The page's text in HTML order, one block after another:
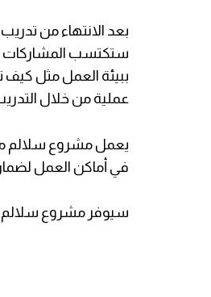
بعد الانتهاء من تدريب
ستكتسب المشاركات
ببيئة العمل مثل
عملية من خلال
يعمل مشروع سلالم
في أماكن العمل
سيوفر مشروع سلالم